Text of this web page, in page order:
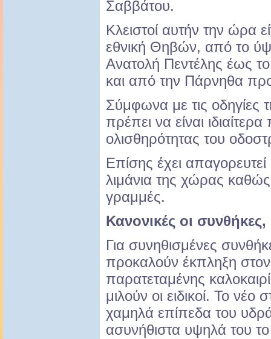
Σαββάτου.
Κλειστοί αυτήν την ώρα
εθνική Θηβών, από το
Ανατολή Πεντέλης έως
και από την Πάρνηθα
Σύμφωνα με τις οδηγίες
πρέπει να είναι
ολισθηρότητας του
Επίσης έχει
λιμάνια της χώρας
γραμμές.
Κανονικές οι συνθήκες,
Για συνηθισμένες
προκαλούν έκπληξη
παρατεταμένης
μιλούν οι ειδικοί. Το νέο
χαμηλά επίπεδα του
ασυνήθιστα υψηλά του